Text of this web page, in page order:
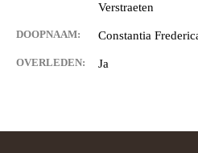
Verstraeten
DOOPNAAM: Constantia
OVERLEDEN: Ja